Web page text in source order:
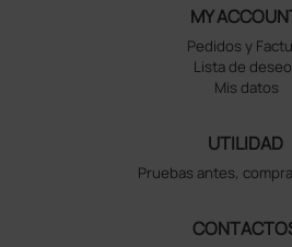
MY
Pedidos y
Lista de
Mis datos
UTILIDAD
Pruebas antes,